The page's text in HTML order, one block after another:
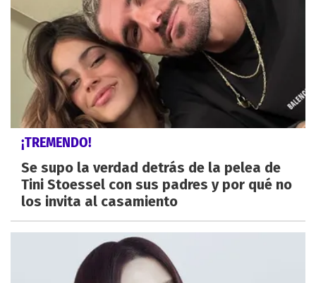
¡TREMENDO!
Se supo la verdad detrás de la pelea de
Tini Stoessel con sus padres y por qué no
los invita al casamiento